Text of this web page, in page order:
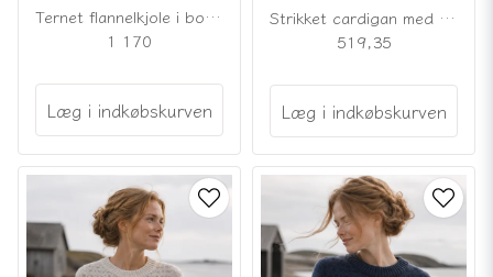
Ternet flannelkjole i bomuld
1 170
Læg i indkøbskurven
Strikket cardigan med broderede roser
519,35
Læg i indkøbskurven